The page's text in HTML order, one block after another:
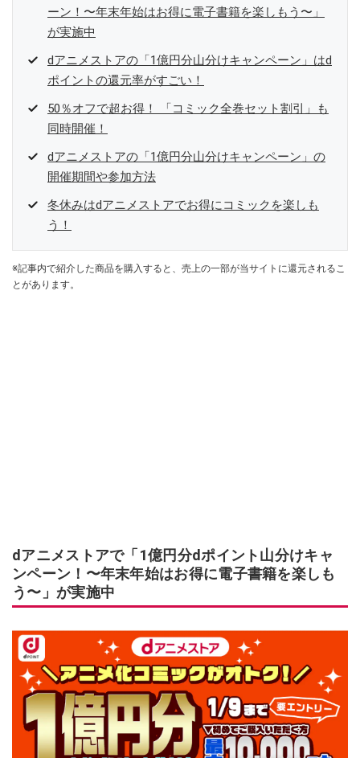
ーン！〜年末年始はお得に電子書籍を楽しもう〜」
が実施中
dアニメストアの「1億円分山分けキャンペーン」はd
ポイントの還元率がすごい！
50％オフで超お得！ 「コミック全巻セット割引」も
同時開催！
dアニメストアの「1億円分山分けキャンペーン」の
開催期間や参加方法
冬休みはdアニメストアでお得にコミックを楽しも
う！
※記事内で紹介した商品を購入すると、売上の一部が当サイトに還元されるこ
とがあります。
dアニメストアで「1億円分dポイント山分けキャ
ンペーン！〜年末年始はお得に電子書籍を楽しも
う〜」が実施中